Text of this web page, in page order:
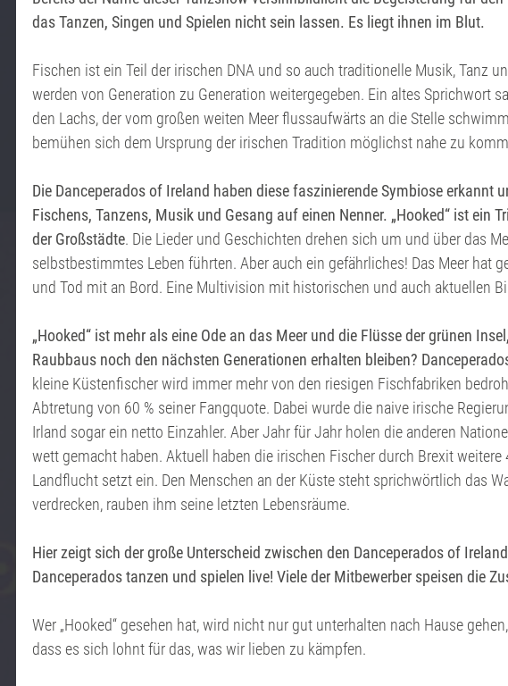
das Tanzen, Singen und Spielen nicht sein lassen. Es liegt ihnen im Blut.
Fischen ist ein Teil der irischen DNA und so auch traditionelle Musik, Tanz
werden von Generation zu Generation weitergegeben. Ein altes Sprichwort
den Lachs, der vom großen weiten Meer flussaufwärts an die Stelle
bemühen sich dem Ursprung der irischen Tradition möglichst nahe zu
Die Danceperados of Ireland haben diese faszinierende Symbiose erkannt
Fischens, Tanzens, Musik und Gesang auf einen Nenner. „Hooked“ ist ein
der Großstädte. Die Lieder und Geschichten drehen sich um und über das
selbstbestimmtes Leben führten. Aber auch ein gefährliches! Das Meer hat
und Tod mit an Bord. Eine Multivision mit historischen und auch aktuellen
„Hooked“ ist mehr als eine Ode an das Meer und die Flüsse der grünen
Raubbaus noch den nächsten Generationen erhalten bleiben?
kleine Küstenfischer wird immer mehr von den riesigen Fischfabriken
Abtretung von 60 % seiner Fangquote. Dabei wurde die naive irische
Irland sogar ein netto Einzahler. Aber Jahr für Jahr holen die anderen
wett gemacht haben. Aktuell haben die irischen Fischer durch Brexit
Landflucht setzt ein. Den Menschen an der Küste steht sprichwörtlich das
verdrecken, rauben ihm seine letzten Lebensräume.
Hier zeigt sich der große Unterscheid zwischen den Danceperados of
Danceperados tanzen und spielen live! Viele der Mitbewerber speisen die
Wer „Hooked“ gesehen hat, wird nicht nur gut unterhalten nach Hause
dass es sich lohnt für das, was wir lieben zu kämpfen.